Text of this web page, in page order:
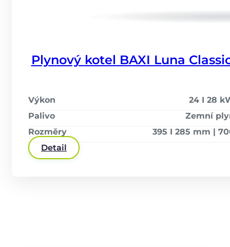
Plynový kotel BAXI Luna
Výkon
24 I 28
Palivo
Zemní
Rozměry
395 I 285 mm |
Detail